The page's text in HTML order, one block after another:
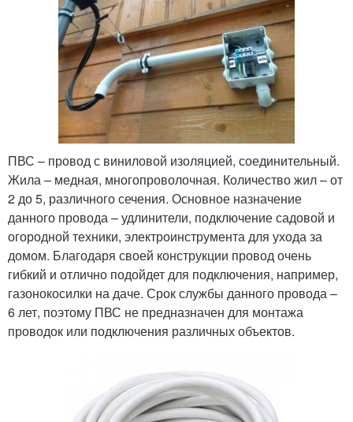
ПВС – провод с виниловой изоляцией, соединительный.
Жила – медная, многопроволочная. Количество жил – от
2 до 5, различного сечения. Основное назначение
данного провода – удлинители, подключение садовой и
огородной техники, электроинструмента для ухода за
домом. Благодаря своей конструкции провод очень
гибкий и отлично подойдет для подключения, например,
газонокосилки на даче. Срок службы данного провода –
6 лет, поэтому ПВС не предназначен для монтажа
проводок или подключения различных объектов.